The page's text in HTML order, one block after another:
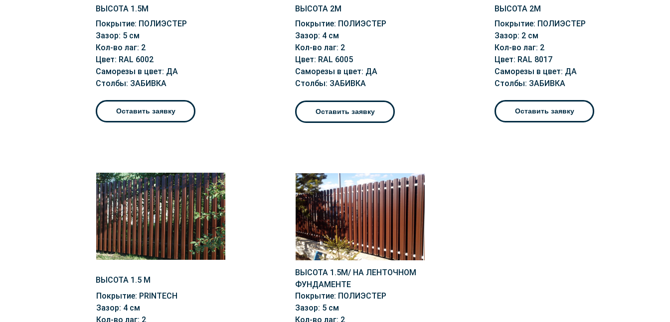
ВЫСОТА 1.5М
Покрытие: ПОЛИЭСТЕР
Зазор: 5 см
Кол-во лаг: 2
Цвет: RAL 6002
Саморезы в цвет: ДА
Столбы: ЗАБИВКА
Оставить заявку
ВЫСОТА 2М
ВЫСОТА 2М
Покрытие: ПОЛИЭСТЕР
Зазор: 4 см
Кол-во лаг: 2
Цвет: RAL 6005
Саморезы в цвет: ДА
Столбы: ЗАБИВКА
Покрытие: ПОЛИЭСТЕР
Зазор: 2 см
Кол-во лаг: 2
Цвет: RAL 8017
Саморезы в цвет: ДА
Столбы: ЗАБИВКА
Оставить заявку Оставить заявку
ВЫСОТА 1.5 М
Покрытие: PRINTECH
Зазор: 4 см
Кол-во лаг: 2
ВЫСОТА 1.5М/ НА ЛЕНТОЧНОМ
ФУНДАМЕНТЕ
Покрытие: ПОЛИЭСТЕР
Зазор: 5 см
Кол-во лаг: 2